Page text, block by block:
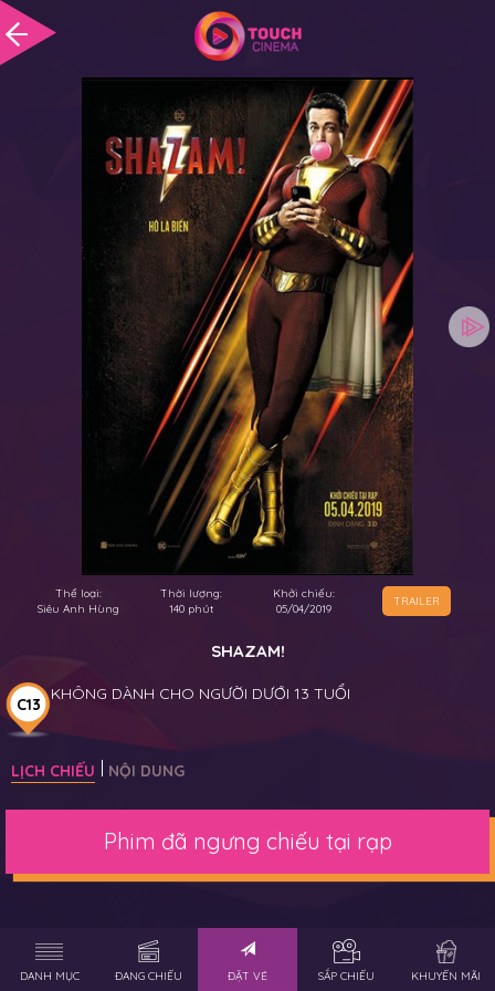
Thể loại:
Siêu Anh Hùng
Thời lượng:
140 phút
Khởi chiếu:
05/04/2019
TRAILER
SHAZAM!
C13
KHÔNG DÀNH CHO NGƯỜI DƯỚI 13 TUỔI
LỊCH CHIẾU NỘI DUNG
Phim đã ngưng chiếu tại rạp
DANH MỤC ĐANG CHIẾU ĐẶT VÉ SẮP CHIẾU KHUYẾN MÃI